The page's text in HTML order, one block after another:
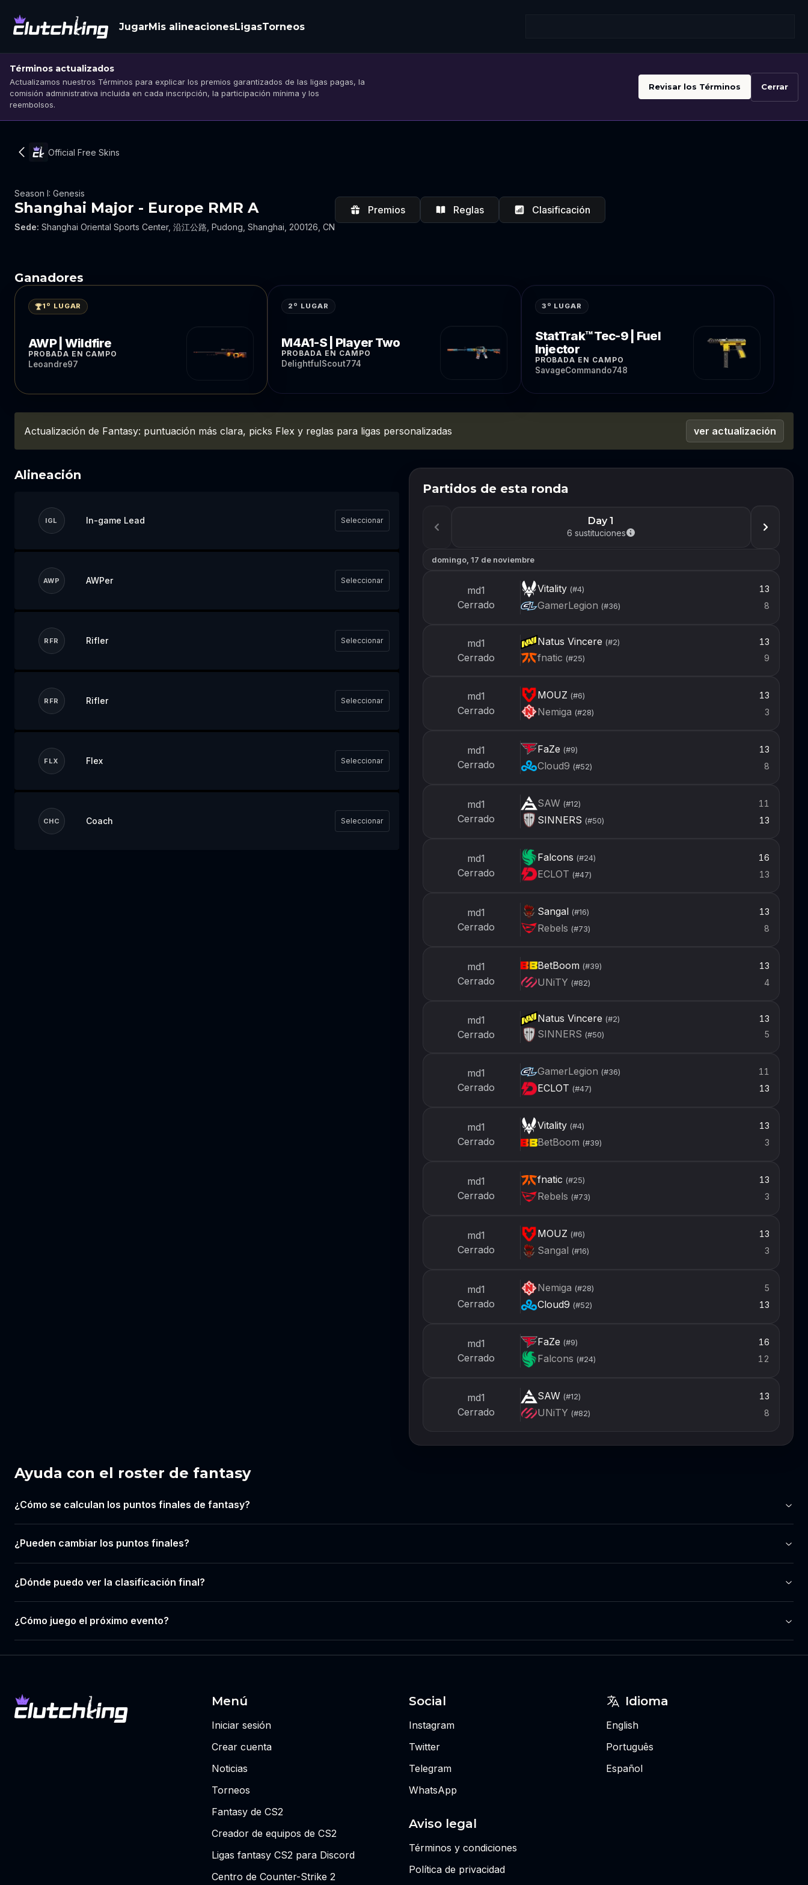
JugarMis alineacionesLigasTorneos
Términos actualizados
Actualizamos nuestros Términos para explicar los premios garantizados de las ligas pagas, la
comisión administrativa incluida en cada inscripción, la participación mínima y los
reembolsos.
Revisar los Términos Cerrar
Official Free Skins
Season I: Genesis
Shanghai Major - Europe RMR A
Sede: Shanghai Oriental Sports Center, 沿江公路, Pudong, Shanghai, 200126, CN
Premios Reglas Clasificación
Ganadores
1º LUGAR
AWP | Wildfire
PROBADA EN CAMPO
Leoandre97
2º LUGAR
M4A1-S | Player Two
PROBADA EN CAMPO
DelightfulScout774
3º LUGAR
StatTrak™ Tec-9 | Fuel
Injector
PROBADA EN CAMPO
SavageCommando748
Actualización de Fantasy: puntuación más clara, picks Flex y reglas para ligas personalizadas ver actualización
Alineación
IGL In-game Lead Seleccionar
AWP AWPer Seleccionar
RFR Rifler Seleccionar
RFR Rifler Seleccionar
FLX Flex Seleccionar
CHC Coach Seleccionar
Partidos de esta ronda
Day 1
6 sustituciones
domingo, 17 de noviembre
md1
Cerrado
Vitality(#4) 13
GamerLegion (#36) 8
md1
Cerrado
Natus Vincere (#2) 13
fnatic (#25) 9
md1
Cerrado
MOUZ (#6) 13
Nemiga (#28) 3
md1
Cerrado
FaZe (#9) 13
Cloud9 (#52) 8
md1
Cerrado
SAW (#12) 11
SINNERS (#50) 13
md1
Cerrado
Falcons (#24) 16
ECLOT (#47) 13
md1
Cerrado
Sangal (#16) 13
Rebels (#73) 8
md1
Cerrado
BetBoom(#39) 13
UNiTY (#82) 4
md1
Cerrado
Natus Vincere (#2) 13
SINNERS (#50) 5
md1
Cerrado
GamerLegion (#36) 11
ECLOT (#47) 13
md1
Cerrado
Vitality(#4) 13
BetBoom (#39) 3
md1
Cerrado
fnatic (#25) 13
Rebels (#73) 3
md1
Cerrado
MOUZ (#6) 13
Sangal (#16) 3
md1
Cerrado
Nemiga (#28) 5
Cloud9 (#52) 13
md1
Cerrado
FaZe (#9) 16
Falcons (#24) 12
md1
Cerrado
SAW (#12) 13
UNiTY (#82) 8
Ayuda con el roster de fantasy
¿Cómo se calculan los puntos finales de fantasy?
¿Pueden cambiar los puntos finales?
¿Dónde puedo ver la clasificación final?
¿Cómo juego el próximo evento?
Menú
Iniciar sesión
Crear cuenta
Noticias
Torneos
Fantasy de CS2
Creador de equipos de CS2
Ligas fantasy CS2 para Discord
Centro de Counter-Strike 2
Social
Instagram
Twitter
Telegram
WhatsApp
Aviso legal
Términos y condiciones
Política de privacidad
Idioma
English
Português
Español